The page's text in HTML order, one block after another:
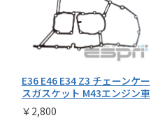
E36 E46 E34 Z3 チェーンケー
スガスケット M43エンジン車
￥2,800